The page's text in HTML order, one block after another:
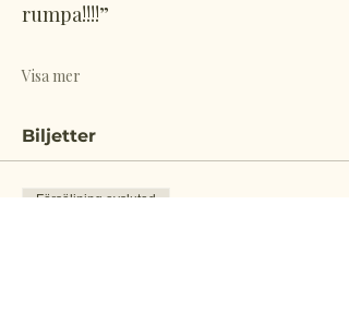
rumpa!!!!”
Visa mer
Biljetter
Försäljning avslutad